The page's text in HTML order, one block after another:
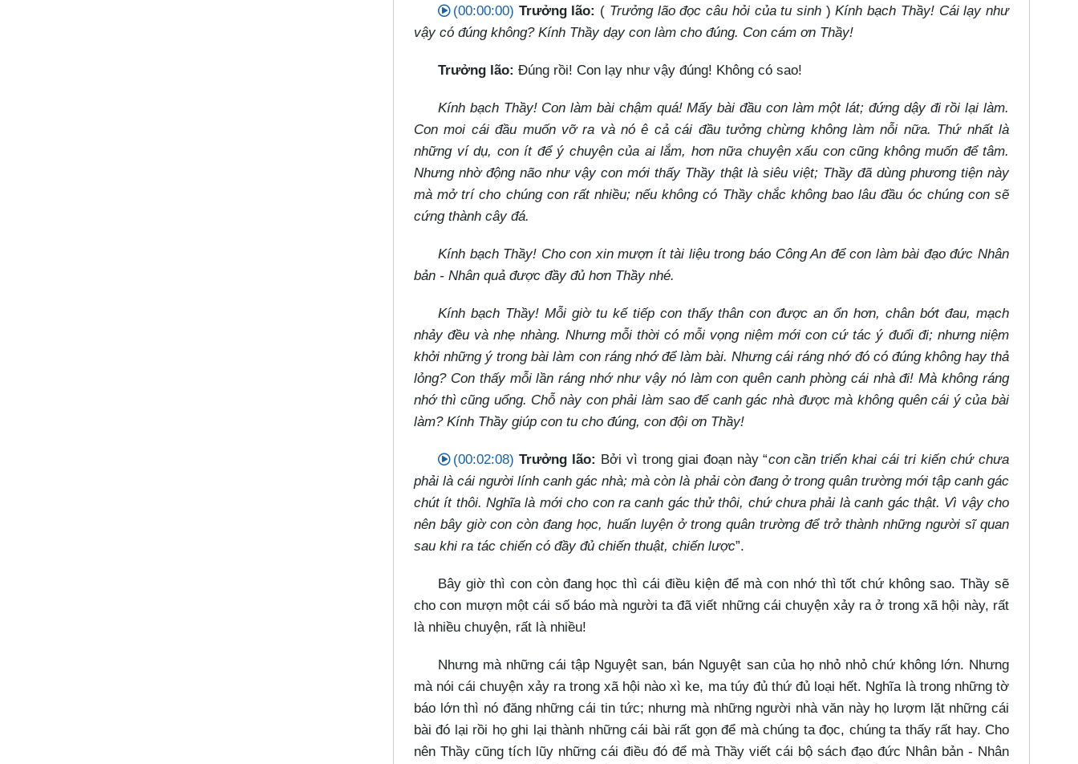
(00:00:00) Trưởng lão: ( Trưởng lão đọc câu hỏi của tu sinh)Kính bạch Thầy! Cái lạy như
vậy có đúng không? Kính Thầy dạy con làm cho đúng. Con cám ơn Thầy!
Trưởng lão: Đúng rồi! Con lạy như vậy đúng! Không có sao!
Kính bạch Thầy! Con làm bài chậm quá! Mấy bài đầu con làm một lát; đứng dậy đi rồi lại làm.
Con moi cái đầu muốn vỡ ra và nó ê cả cái đầu tưởng chừng không làm nỗi nữa. Thứ nhất là
những ví dụ, con ít để ý chuyện của ai lắm, hơn nữa chuyện xấu con cũng không muốn để tâm.
Nhưng nhờ động não như vậy con mới thấy Thầy thật là siêu việt; Thầy đã dùng phương tiện này
mà mở trí cho chúng con rất nhiều; nếu không có Thầy chắc không bao lâu đầu óc chúng con sẽ
cứng thành cây đá.
Kính bạch Thầy! Cho con xin mượn ít tài liệu trong báo Công An để con làm bài đạo đức Nhân
bản - Nhân quả được đầy đủ hơn Thầy nhé.
Kính bạch Thầy! Mỗi giờ tu kế tiếp con thấy thân con được an ổn hơn, chân bớt đau, mạch
nhảy đều và nhẹ nhàng. Nhưng mỗi thời có mỗi vọng niệm mới con cứ tác ý đuổi đi; nhưng niệm
khởi những ý trong bài làm con ráng nhớ để làm bài. Nhưng cái ráng nhớ đó có đúng không hay thả
lỏng? Con thấy mỗi lần ráng nhớ như vậy nó làm con quên canh phòng cái nhà đi! Mà không ráng
nhớ thì cũng uổng. Chỗ này con phải làm sao để canh gác nhà được mà không quên cái ý của bài
làm? Kính Thầy giúp con tu cho đúng, con đội ơn Thầy!
(00:02:08) Trưởng lão: Bởi vì trong giai đoạn này “con cần triển khai cái tri kiến chứ chưa
phải là cái người lính canh gác nhà; mà còn là phải còn đang ở trong quân trường mới tập canh gác
chút ít thôi. Nghĩa là mới cho con ra canh gác thử thôi, chứ chưa phải là canh gác thật. Vì vậy cho
nên bây giờ con còn đang học, huấn luyện ở trong quân trường để trở thành những người sĩ quan
sau khi ra tác chiến có đầy đủ chiến thuật, chiến lược”.
Bây giờ thì con còn đang học thì cái điều kiện để mà con nhớ thì tốt chứ không sao. Thầy sẽ
cho con mượn một cái số báo mà người ta đã viết những cái chuyện xảy ra ở trong xã hội này, rất
là nhiều chuyện, rất là nhiều!
Nhưng mà những cái tập Nguyệt san, bán Nguyệt san của họ nhỏ nhỏ chứ không lớn. Nhưng
mà nói cái chuyện xảy ra trong xã hội nào xì ke, ma túy đủ thứ đủ loại hết. Nghĩa là trong những tờ
báo lớn thì nó đăng những cái tin tức; nhưng mà những người nhà văn này họ lượm lặt những cái
bài đó lại rồi họ ghi lại thành những cái bài rất gọn để mà chúng ta đọc, chúng ta thấy rất hay. Cho
nên Thầy cũng tích lũy những cái điều đó để mà Thầy viết cái bộ sách đạo đức Nhân bản - Nhân